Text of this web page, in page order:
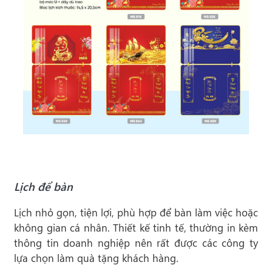
Lịch để bàn
Lịch nhỏ gọn, tiện lợi, phù hợp để bàn làm việc hoặc
không gian cá nhân. Thiết kế tinh tế, thường in kèm
thông tin doanh nghiệp nên rất được các công ty
lựa chọn làm quà tặng khách hàng.